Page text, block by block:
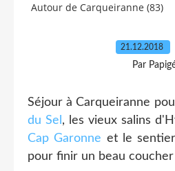
Autour de Carqueiranne (83)
21.12.2018
Par
Séjour à Carqueiranne
du Sel , les vieux salins
Cap Garonne et le
pour finir un beau